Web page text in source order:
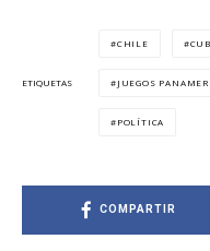
ETIQUETAS
CHILE
JUEGOS
POLÍTICA
COMPARTIR